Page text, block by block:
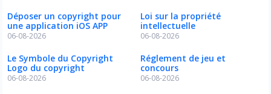
Déposer un copyright pour
une application iOS APP
06-08-2026
Loi sur la propriété
intellectuelle
06-08-2026
Le Symbole du Copyright
Logo du copyright
06-08-2026
Réglement de jeu et
concours
06-08-2026